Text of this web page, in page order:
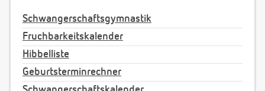
Schwangerschaftsgymnastik
Fruchbarkeitskalender
Hibbelliste
Geburtsterminrechner